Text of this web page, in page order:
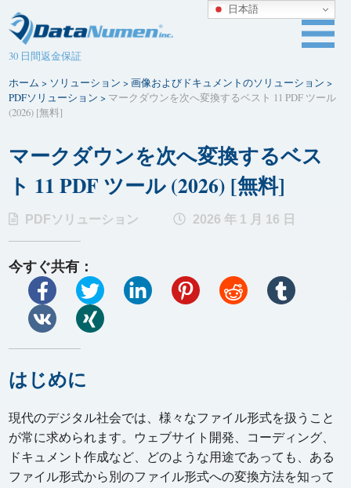
30 日間返金保証
ホーム > ソリューション >画像およびドキュメントのソリューション >
PDFソリューション > マークダウンを次へ変換するベスト 11 PDF ツール
(2026) [無料]
マークダウンを次へ変換するベス
ト 11 PDF ツール (2026) [無料]
PDFソリューション 2026 年 1 月 16 日
今すぐ共有：
はじめに
現代のデジタル社会では、様々なファイル形式を扱うこと
が常に求められます。ウェブサイト開発、コーディング、
ドキュメント作成など、どのような用途であっても、ある
ファイル形式から別のファイル形式への変換方法を知って
日本語